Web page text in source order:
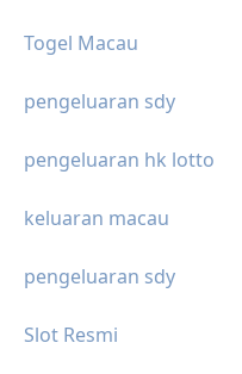
Togel Macau
pengeluaran sdy
pengeluaran hk lotto
keluaran macau
pengeluaran sdy
Slot Resmi